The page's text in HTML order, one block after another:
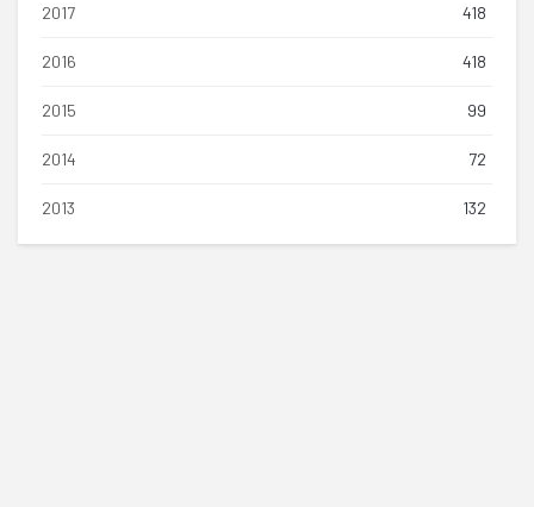
2017 418
2016 418
2015 99
2014 72
2013 132